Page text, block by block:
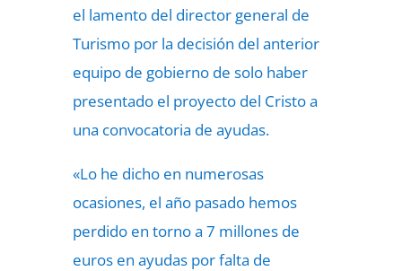
el lamento del director general de
Turismo por la decisión del anterior
equipo de gobierno de solo haber
presentado el proyecto del Cristo a
una convocatoria de ayudas.
«Lo he dicho en numerosas
ocasiones, el año pasado hemos
perdido en torno a 7 millones de
euros en ayudas por falta de